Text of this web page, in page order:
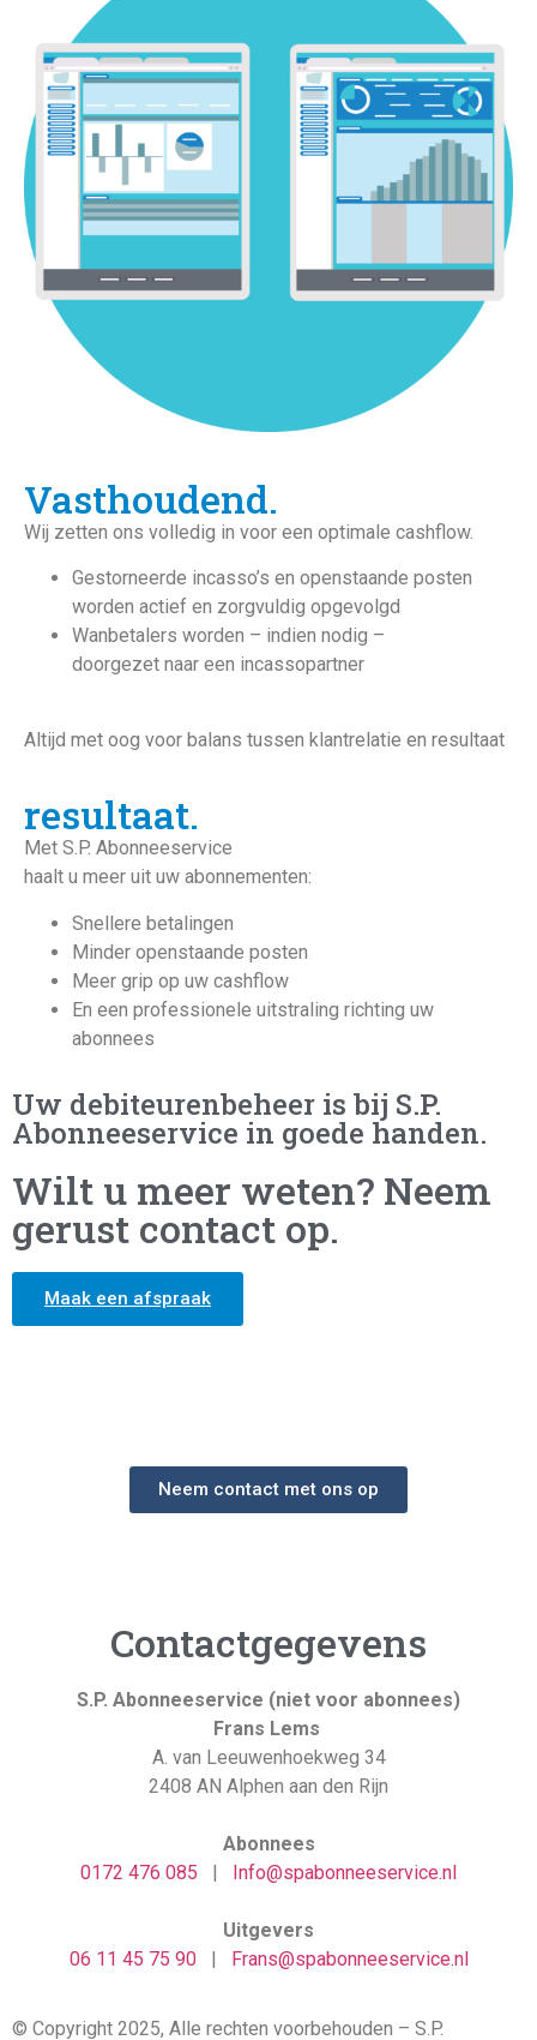
Vasthoudend.
Wij zetten ons volledig in voor een optimale cashflow.
Gestorneerde incasso’s en openstaande posten
worden actief en zorgvuldig opgevolgd
Wanbetalers worden – indien nodig –
doorgezet naar een incassopartner
Altijd met oog voor balans tussen klantrelatie en resultaat
resultaat.
Met S.P. Abonneeservice
haalt u meer uit uw abonnementen:
Snellere betalingen
Minder openstaande posten
Meer grip op uw cashflow
En een professionele uitstraling richting uw
abonnees
Uw debiteurenbeheer is bij S.P.
Abonneeservice in goede handen.
Wilt u meer weten? Neem
gerust contact op.
Maak een afspraak
Neem contact met ons op
Contactgegevens
S.P. Abonneeservice (niet voor abonnees)
Frans Lems
A. van Leeuwenhoekweg 34
2408 AN Alphen aan den Rijn
Abonnees
0172 476 085 | Info@spabonneeservice.nl
Uitgevers
06 11 45 75 90| Frans@spabonneeservice.nl
© Copyright 2025, Alle rechten voorbehouden – S.P.